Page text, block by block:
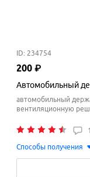
ID: 234754
200 ₽
Автомобильный
автомобильный
вентиляционную
Способы получения